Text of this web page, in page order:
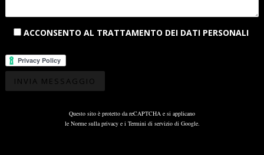
ACCONSENTO AL TRATTAMENTO DEI DATI PERSONALI
Questo sito è protetto da reCAPTCHA e si applicano
le Norme sulla privacye i Termini di serviziodi Google.